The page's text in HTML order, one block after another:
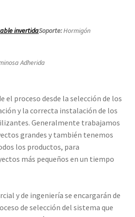
invertidaSoporte:Hormigón
Adherida
el proceso desde la selección de los
y la correcta instalación de los
Generalmente trabajamos
grandes y también tenemos
los productos, para
más pequeños en un tiempo
y de ingeniería se encargarán de
de selección del sistema que